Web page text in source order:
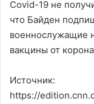
Covid-19 не
что Байден
военнослужащие
вакцины от
Источник:
https://